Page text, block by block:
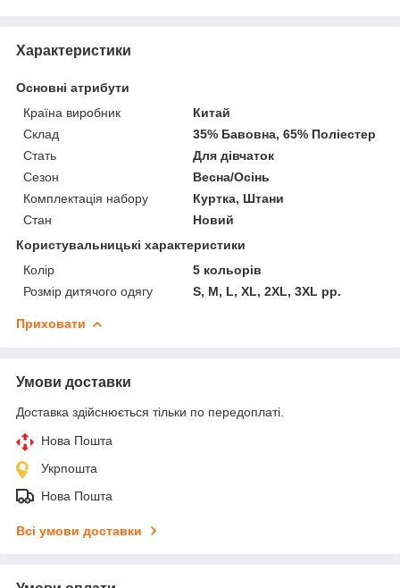
Характеристики
Основні атрибути
Країна виробник
Китай
Склад
35% Бавовна, 65% Поліестер
Стать
Для дівчаток
Сезон
Весна/Осінь
Комплектація набору
Куртка, Штани
Стан
Новий
Користувальницькі характеристики
Колір
5 кольорів
Розмір дитячого одягу
S, M, L, XL, 2XL, 3XL рр.
Приховати
Умови доставки
Доставка здійснюється тільки по передоплаті.
Нова Пошта
Укрпошта
Нова Пошта
Всі умови доставки